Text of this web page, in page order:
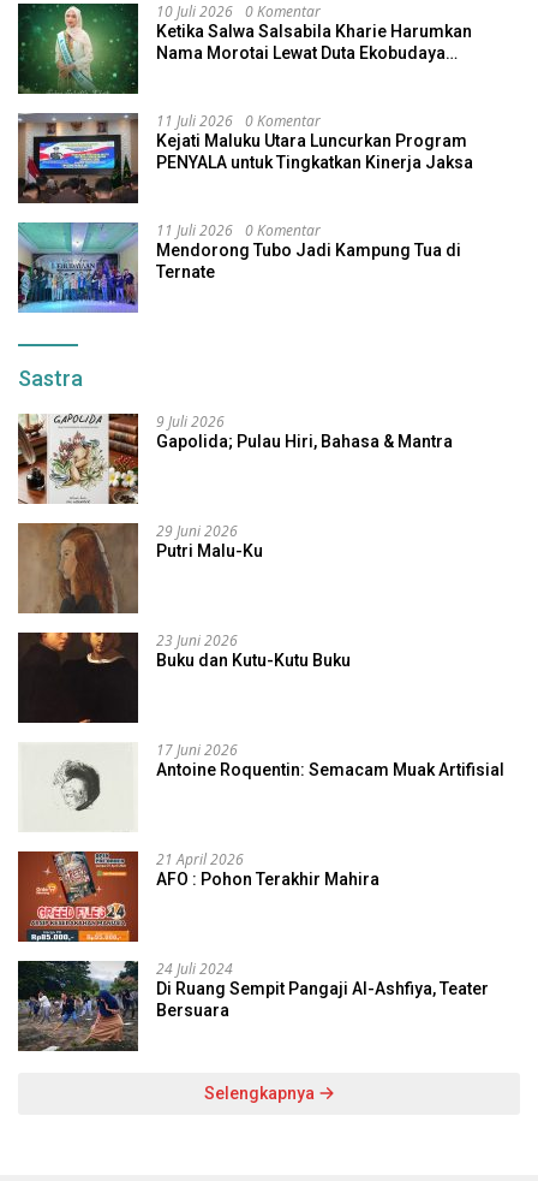
10 Juli 2026 0 Komentar
Ketika Salwa Salsabila Kharie Harumkan
Nama Morotai Lewat Duta Ekobudaya
11 Juli 2026 0 Komentar
Kejati Maluku Utara Luncurkan Program
PENYALA untuk Tingkatkan Kinerja Jaksa
11 Juli 2026 0 Komentar
Mendorong Tubo Jadi Kampung Tua di
Ternate
Sastra
9 Juli 2026
Gapolida; Pulau Hiri, Bahasa & Mantra
29 Juni 2026
Putri Malu-Ku
23 Juni 2026
Buku dan Kutu-Kutu Buku
17 Juni 2026
Antoine Roquentin: Semacam Muak Artifisial
21 April 2026
AFO : Pohon Terakhir Mahira
24 Juli 2024
Di Ruang Sempit Pangaji Al-Ashfiya, Teater
Bersuara
Selengkapnya